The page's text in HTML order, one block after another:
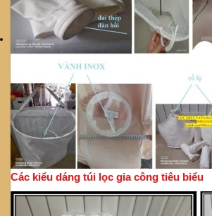
Các kiểu dáng túi lọc gia công tiêu biểu